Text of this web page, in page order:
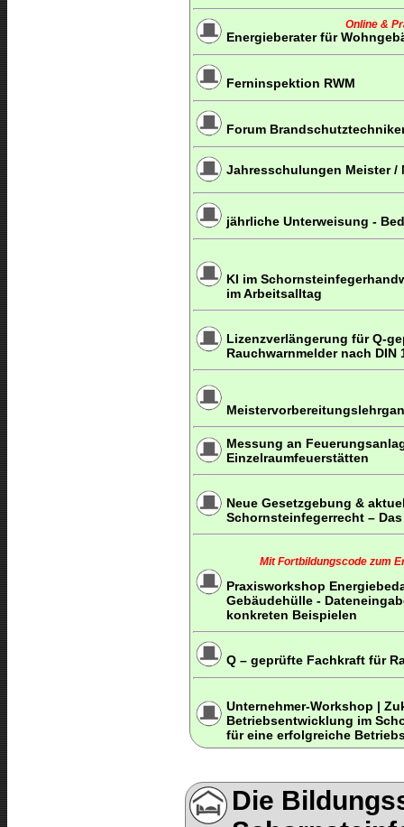
Online &
Energieberater für
Ferninspektion RWM
Forum
Jahresschulungen Meister /
jährliche Unterweisung -
KI im
im Arbeitsalltag
Lizenzverlängerung für Q-
Rauchwarnmelder nach DIN
Messung an
Einzelraumfeuerstätten
Neue Gesetzgebung &
Schornsteinfegerrecht –
Mit Fortbildungscode zum
Praxisworkshop
Gebäudehülle -
konkreten Beispielen
Q – geprüfte Fachkraft für
Unternehmer-Workshop |
Betriebsentwicklung im
für eine erfolgreiche
Die